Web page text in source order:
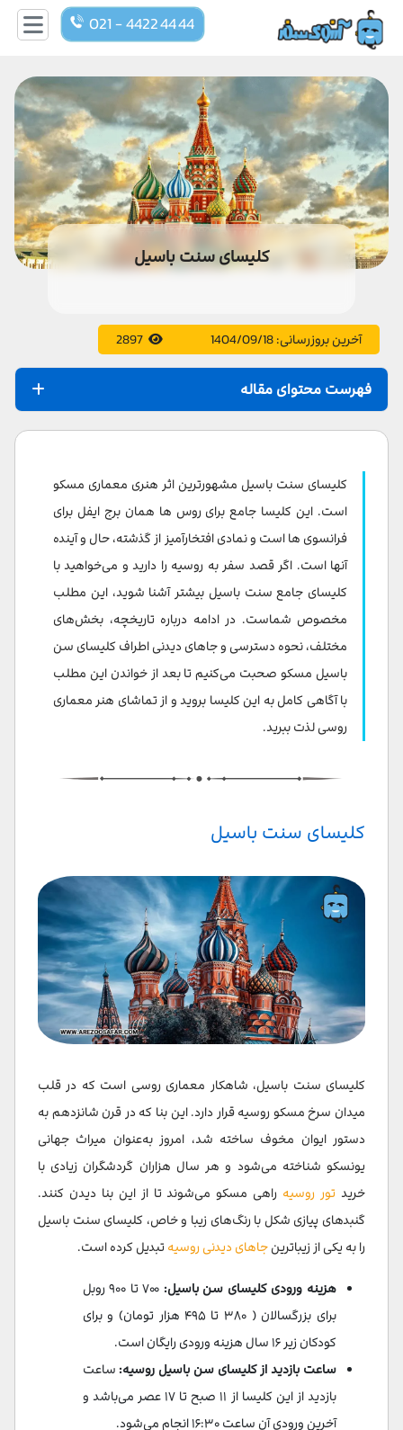
021 - 4422 44 44
کلیسای سنت باسیل
آخرین بروزرسانی:1404/09/18
فهرست محتوای مقاله
چرا از کلیسای سنت باسیل دیدن کنیم؟
معماری کلیسای سن باسیل در مسکو
بخش های مختلف کلیسای سنت باسیل مسکو
قوانین بازدید از کلیسای جامع سنت باسیل
آدرس کلیسای سنت باسیل
جاذبه های دیدنی نزدیک کلیسا سنت باسیل
هتل های نزدیک کلیسای سنت باسیل
سخن پایانی
کلیسای سنت باسیل مشهورترین اثر هنری معماری مسکو
است. این کلیسا جامع برای روس ها همان برج ایفل برای
فرانسوی ها است و نمادی افتخارآمیز از گذشته، حال و آینده
آنها است. اگر قصد سفر به روسیه را دارید و می‌خواهید با
کلیسای جامع سنت باسیل بیشتر آشنا شوید، این مطلب
مخصوص شماست. در ادامه درباره تاریخچه، بخش‌های
مختلف، نحوه دسترسی و جاهای دیدنی اطراف کلیسای سن
باسیل مسکو صحبت می‌کنیم تا بعد از خواندن این مطلب
با آگاهی کامل به این کلیسا بروید و از تماشای هنر معماری
روسی لذت ببرید.
کلیسای سنت باسیل
کلیسای سنت باسیل، شاهکار معماری روسی است که در قلب
میدان سرخ مسکو روسیه قرار دارد. این بنا که در قرن شانزدهم به
دستور ایوان مخوف ساخته شد، امروز به‌عنوان میراث جهانی
یونسکو شناخته می‌شود و هر سال هزاران گردشگران زیادی با
خرید تور روسیه راهی مسکو می‌شوند تا از این بنا دیدن کنند.
گنبدهای پیازی‌ شکل با رنگ‌های زیبا و خاص، کلیسای سنت باسیل
را به یکی از زیباترینجاهای دیدنی روسیه تبدیل کرده است.
هزینه ورودی کلیسای سن باسیل:
۷۰۰ تا ۹۰۰ روبل
برای بزرگسالان ( ۳۸۰ تا ۴۹۵ هزار تومان) و برای
کودکان زیر ۱۶ سال هزینه ورودی رایگان است.
ساعت بازدید از کلیسای سن باسیل روسیه: ساعت
بازدید از این کلیسا از ۱۱ صبح تا ۱۷ عصر می‌باشد و
آخرین ورودی آن ساعت ۱۶:۳۰ انجام می‌شود.